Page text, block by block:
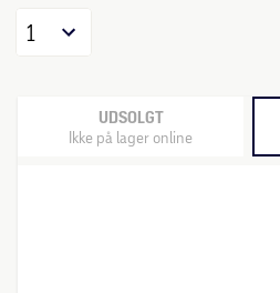
1
UDSOLGT
Ikke på lager online